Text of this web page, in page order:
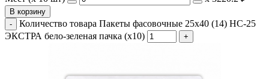
В корзину
Количество товара Пакеты фасовочные 25x40 (14) НС-25
ЭКСТРА бело-зеленая пачка (х10)